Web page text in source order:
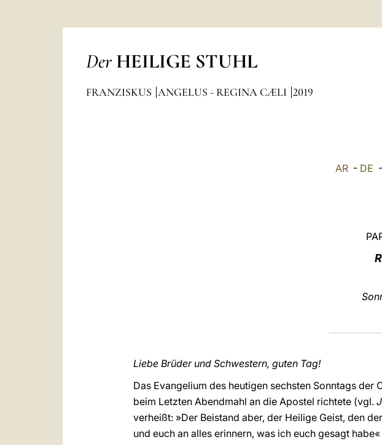
Der HEILIGE STUHL
FRANZISKUS ANGELUS - REGINA CÆLI 2019
AR - DE -
Liebe Brüder und Schwestern, guten Tag!
Das Evangelium des heutigen sechsten Sonntags der
beim Letzten Abendmahl an die Apostel richtete (vgl.
verheißt: »Der Beistand aber, der Heilige Geist, den
und euch an alles erinnern, was ich euch gesagt